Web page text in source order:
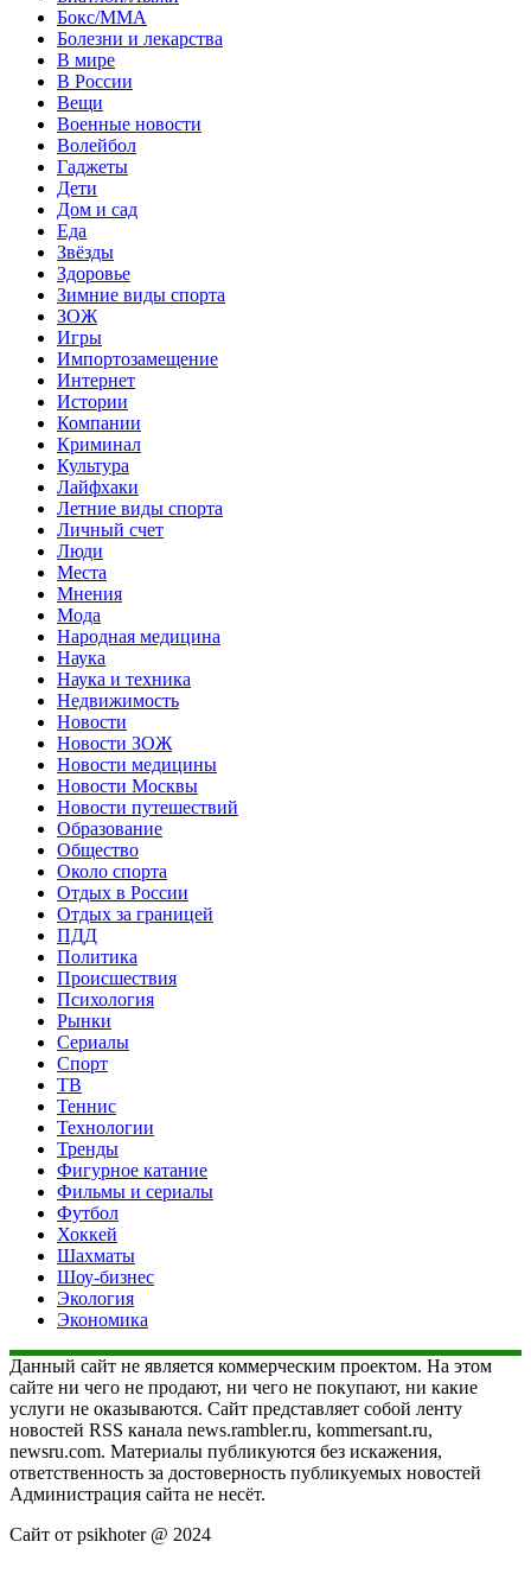
Бокс/MMA
Болезни и лекарства
В мире
В России
Вещи
Военные новости
Волейбол
Гаджеты
Дети
Дом и сад
Еда
Звёзды
Здоровье
Зимние виды спорта
ЗОЖ
Игры
Импортозамещение
Интернет
Истории
Компании
Криминал
Культура
Лайфхаки
Летние виды спорта
Личный счет
Люди
Места
Мнения
Мода
Народная медицина
Наука
Наука и техника
Недвижимость
Новости
Новости ЗОЖ
Новости медицины
Новости Москвы
Новости путешествий
Образование
Общество
Около спорта
Отдых в России
Отдых за границей
ПДД
Политика
Происшествия
Психология
Рынки
Сериалы
Спорт
ТВ
Теннис
Технологии
Тренды
Фигурное катание
Фильмы и сериалы
Футбол
Хоккей
Шахматы
Шоу-бизнес
Экология
Экономика
Данный сайт не является коммерческим проектом. На этом
сайте ни чего не продают, ни чего не покупают, ни какие
услуги не оказываются. Сайт представляет собой ленту
новостей RSS канала news.rambler.ru, kommersant.ru,
newsru.com. Материалы публикуются без искажения,
ответственность за достоверность публикуемых новостей
Администрация сайта не несёт.
Сайт от psikhoter @ 2024